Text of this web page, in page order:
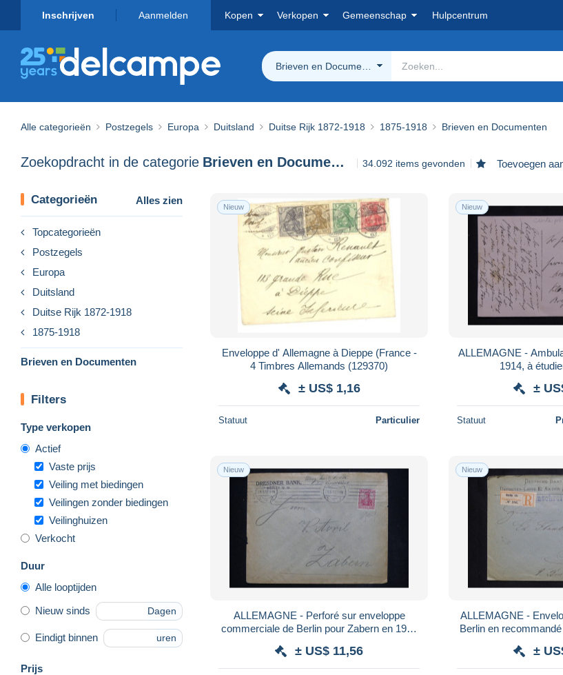
Inschrijven Aanmelden Kopen Verkopen Gemeenschap Hulpcentrum
Brieven en Documenten
Alle categorieën Postzegels Europa Duitsland Duitse Rijk 1872-1918 1875-1918 Brieven en Documenten
Zoekopdracht in de categorie Brieven en Documenten 34.092 items gevonden Toevoegen
Categorieën Alles zien
Topcategorieën
Postzegels
Europa
Duitsland
Duitse Rijk 1872-1918
1875-1918
Brieven en Documenten
Filters
Type verkopen
Actief
Vaste prijs
Veiling met biedingen
Veilingen zonder biedingen
Veilinghuizen
Verkocht
Duur
Alle looptijden
Nieuw sinds Dagen
Eindigt binnen uren
Prijs
Nieuw
Enveloppe d' Allemagne à Dieppe (France -
4 Timbres Allemands (129370)
± US$ 1,16
Statuut Particulier
Nieuw
ALLEMAGNE -
1914, à
±
Statuut
Nieuw
ALLEMAGNE - Perforé sur enveloppe
commerciale de Berlin pour Zabern en 1912
± US$ 11,56
Nieuw
ALLEMAGNE -
Berlin en
±